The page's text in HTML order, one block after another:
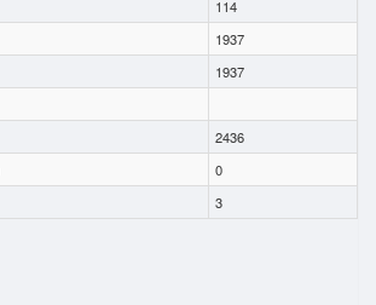
114
1937
1937
2436
0
3